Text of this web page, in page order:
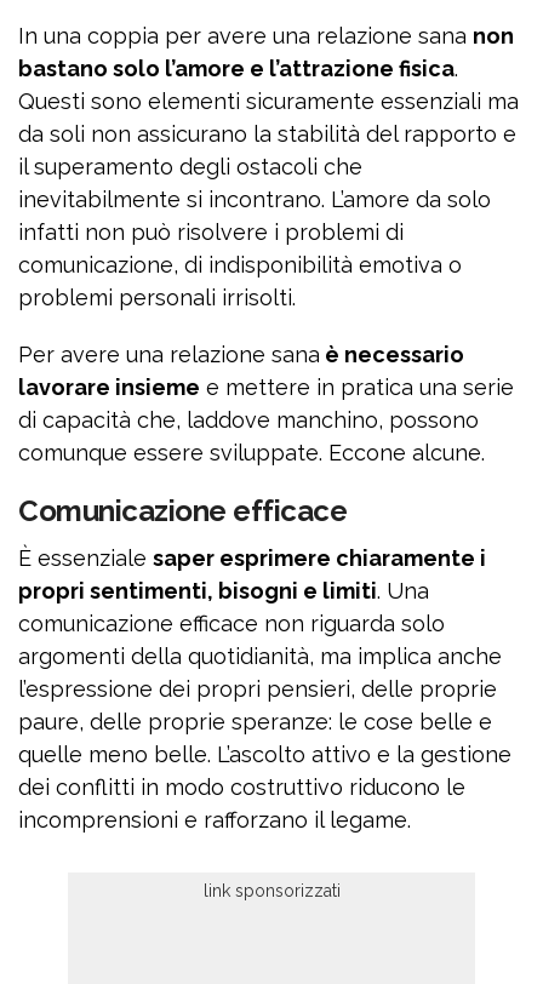
In una coppia per avere una relazione sana non
bastano solo l’amore e l’attrazione fisica.
Questi sono elementi sicuramente essenziali ma
da soli non assicurano la stabilità del rapporto e
il superamento degli ostacoli che
inevitabilmente si incontrano. L’amore da solo
infatti non può risolvere i problemi di
comunicazione, di indisponibilità emotiva o
problemi personali irrisolti.
Per avere una relazione sana è necessario
lavorare insieme e mettere in pratica una serie
di capacità che, laddove manchino, possono
comunque essere sviluppate. Eccone alcune.
Comunicazione efficace
È essenziale saper esprimere chiaramente i
propri sentimenti, bisogni e limiti. Una
comunicazione efficace non riguarda solo
argomenti della quotidianità, ma implica anche
l’espressione dei propri pensieri, delle proprie
paure, delle proprie speranze: le cose belle e
quelle meno belle. L’ascolto attivo e la gestione
dei conflitti in modo costruttivo riducono le
incomprensioni e rafforzano il legame.